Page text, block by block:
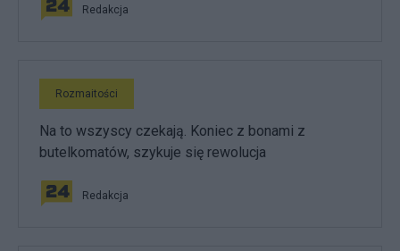
Redakcja
Rozmaitości
Na to wszyscy czekają. Koniec z bonami z
butelkomatów, szykuje się rewolucja
Redakcja